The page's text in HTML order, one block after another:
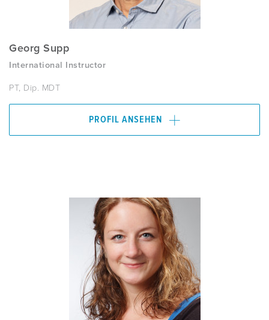
Georg Supp
International Instructor
PT, Dip. MDT
PROFIL ANSEHEN